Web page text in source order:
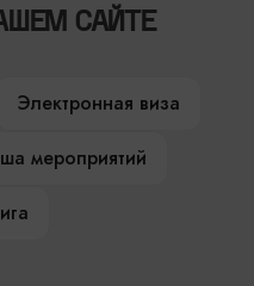
САЙТЕ
Электронная виза
мероприятий